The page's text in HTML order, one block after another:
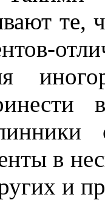
те,
в
и